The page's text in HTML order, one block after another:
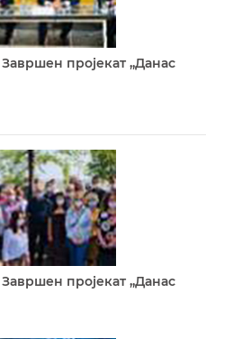
пројекат „Данас
пројекат „Данас